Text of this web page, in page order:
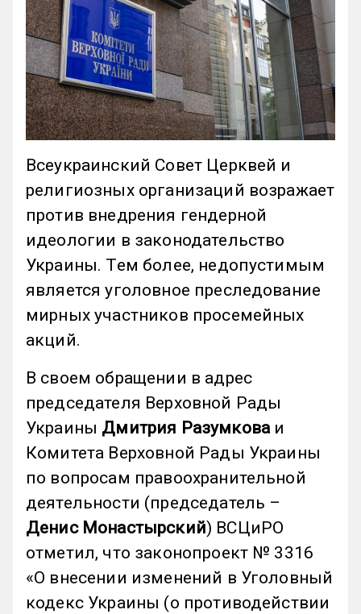
Всеукраинский Совет Церквей и
религиозных организаций возражает
против внедрения гендерной
идеологии в законодательство
Украины. Тем более, недопустимым
является уголовное преследование
мирных участников просемейных
акций.
В своем обращении в адрес
председателя Верховной Рады
Украины Дмитрия Разумкова и
Комитета Верховной Рады Украины
по вопросам правоохранительной
деятельности (председатель –
Денис Монастырский) ВСЦиРО
отметил, что законопроект № 3316
«О внесении изменений в Уголовный
кодекс Украины (о противодействии